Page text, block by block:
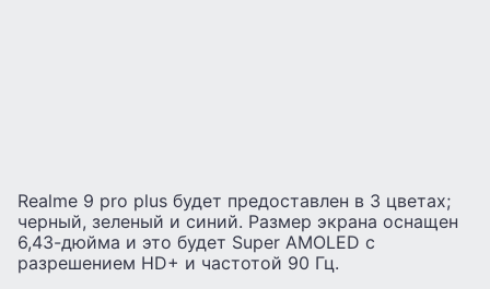
Realme 9 pro plus будет предоставлен в 3 цветах;
черный, зеленый и синий. Размер экрана оснащен
6,43-дюйма и это будет Super AMOLED с
разрешением HD+ и частотой 90 Гц.